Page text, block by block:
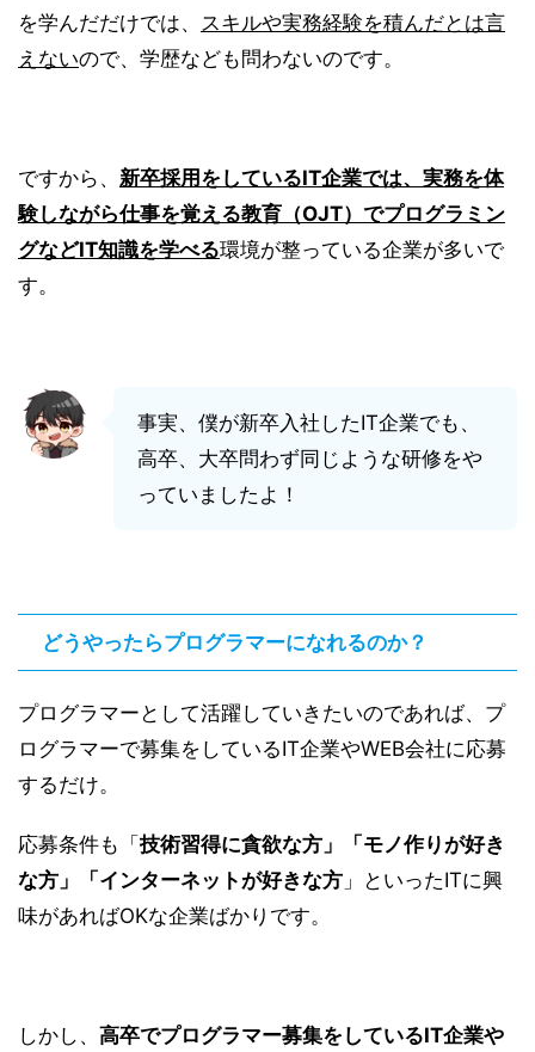
を学んだだけでは、 スキルや実務経験を積んだとは言
えないので、学歴なども問わないのです。
ですから、 新卒採用をしているIT企業では、実務を体
験しながら仕事を覚える教育（OJT）でプログラミン
グなどIT知識を学べる環境が整っている企業が多いで
す。
事実、僕が新卒入社したIT企業でも、
高卒、大卒問わず同じような研修をや
っていましたよ！
どうやったらプログラマーになれるのか？
プログラマーとして活躍していきたいのであれば、プ
ログラマーで募集をしているIT企業やWEB会社に応募
するだけ。
応募条件も「技術習得に貪欲な方」「モノ作りが好き
な方」「インターネットが好きな方 」といったITに興
味があればOKな企業ばかりです。
しかし、 高卒でプログラマー募集をしているIT企業や